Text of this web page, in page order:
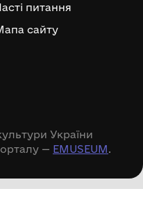
питання
сайту
України
— EMUSEUM.